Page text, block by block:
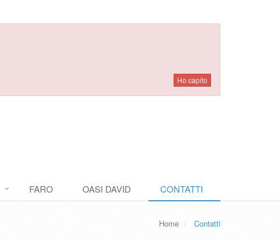
FARO OASI DAVID CONTATTI
Home Contatti